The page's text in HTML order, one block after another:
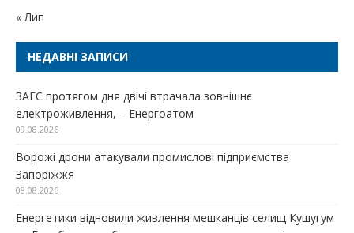
« Лип
НЕДАВНІ ЗАПИСИ
ЗАЕС протягом дня двічі втрачала зовнішнє
електроживлення, – Енергоатом
09.08.2026
Ворожі дрони атакували промислові підприємства
Запоріжжя
08.08.2026
Енергетики відновили живлення мешканців селищ Кушугум